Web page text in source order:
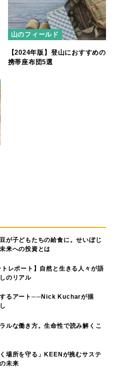
山のフィールド
【2024年版】登山におすすめの
携帯座布団5選
が子どもたちの給食に。せいぼじ
来への投資とは
トレポート】自然と生きる人々が語
のリアル
するアート──Nick Kucharが描
ルな働き方。生命性で読み解くこ
場所を守る」KEENが挑むサステ
未来